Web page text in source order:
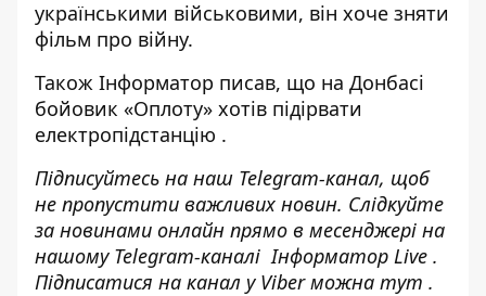
українськими військовими, він хоче зняти
фільм про війну.
Також Інформатор писав, що на Донбасі
бойовик «Оплоту» хотів підірвати
електропідстанцію .
Підписуйтесь на наш Telegram-канал, щоб
не пропустити важливих новин. Слідкуйте
за новинами онлайн прямо в месенджері на
нашому Telegram-каналіІнформатор Live .
Підписатися на канал у Viber можна тут .